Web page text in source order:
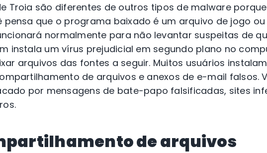
Troia são diferentes de outros tipos de malware
pensa que o programa baixado é um arquivo de jogo ou
normalmente para não levantar suspeitas de
instala um vírus prejudicial em segundo plano no
arquivos das fontes a seguir. Muitos usuários
de arquivos e anexos de e-mail falsos.
por mensagens de bate-papo falsificadas, sites
de arquivos